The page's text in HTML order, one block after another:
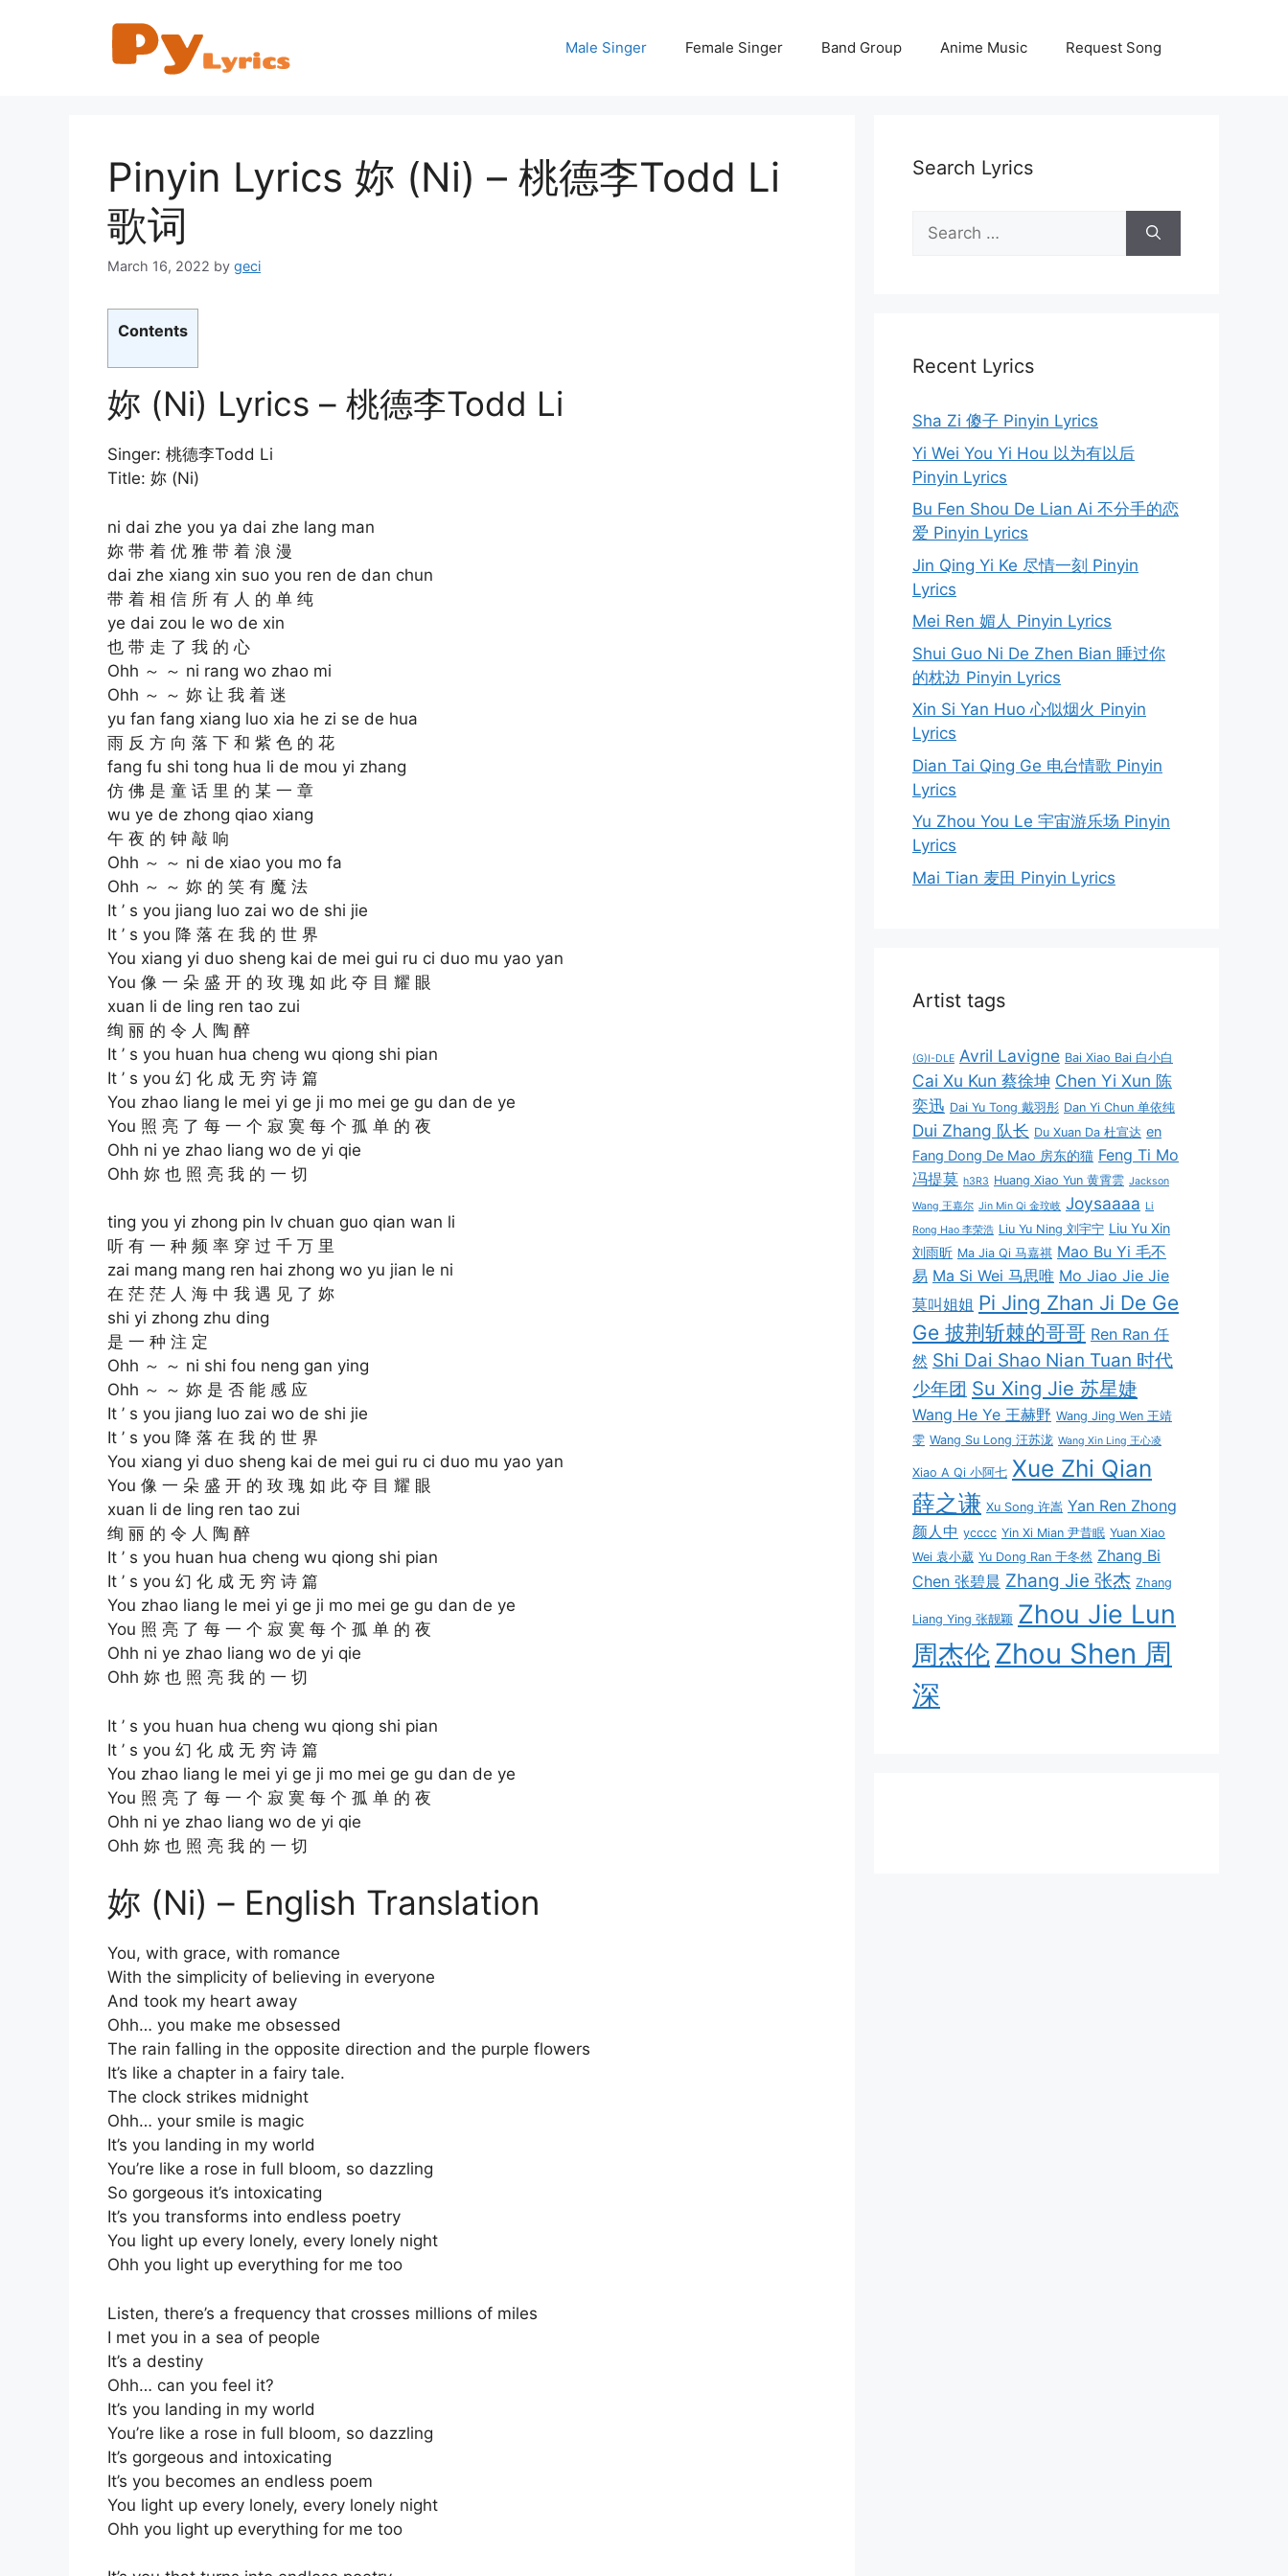
Male Singer Female Singer Band Group Anime Music Request Song
Pinyin Lyrics 妳 (Ni) – 桃德李Todd Li
歌词
March 16, 2022 by geci
Contents
妳 (Ni) Lyrics – 桃德李Todd Li
Singer: 桃德李Todd Li
Title: 妳 (Ni)
ni dai zhe you ya dai zhe lang man
妳 带 着 优 雅 带 着 浪 漫
dai zhe xiang xin suo you ren de dan chun
带 着 相 信 所 有 人 的 单 纯
ye dai zou le wo de xin
也 带 走 了 我 的 心
Ohh ～ ～ ni rang wo zhao mi
Ohh ～ ～ 妳 让 我 着 迷
yu fan fang xiang luo xia he zi se de hua
雨 反 方 向 落 下 和 紫 色 的 花
fang fu shi tong hua li de mou yi zhang
仿 佛 是 童 话 里 的 某 一 章
wu ye de zhong qiao xiang
午 夜 的 钟 敲 响
Ohh ～ ～ ni de xiao you mo fa
Ohh ～ ～ 妳 的 笑 有 魔 法
It ’ s you jiang luo zai wo de shi jie
It ’ s you 降 落 在 我 的 世 界
You xiang yi duo sheng kai de mei gui ru ci duo mu yao yan
You 像 一 朵 盛 开 的 玫 瑰 如 此 夺 目 耀 眼
xuan li de ling ren tao zui
绚 丽 的 令 人 陶 醉
It ’ s you huan hua cheng wu qiong shi pian
It ’ s you 幻 化 成 无 穷 诗 篇
You zhao liang le mei yi ge ji mo mei ge gu dan de ye
You 照 亮 了 每 一 个 寂 寞 每 个 孤 单 的 夜
Ohh ni ye zhao liang wo de yi qie
Ohh 妳 也 照 亮 我 的 一 切
ting you yi zhong pin lv chuan guo qian wan li
听 有 一 种 频 率 穿 过 千 万 里
zai mang mang ren hai zhong wo yu jian le ni
在 茫 茫 人 海 中 我 遇 见 了 妳
shi yi zhong zhu ding
是 一 种 注 定
Ohh ～ ～ ni shi fou neng gan ying
Ohh ～ ～ 妳 是 否 能 感 应
It ’ s you jiang luo zai wo de shi jie
It ’ s you 降 落 在 我 的 世 界
You xiang yi duo sheng kai de mei gui ru ci duo mu yao yan
You 像 一 朵 盛 开 的 玫 瑰 如 此 夺 目 耀 眼
xuan li de ling ren tao zui
绚 丽 的 令 人 陶 醉
It ’ s you huan hua cheng wu qiong shi pian
It ’ s you 幻 化 成 无 穷 诗 篇
You zhao liang le mei yi ge ji mo mei ge gu dan de ye
You 照 亮 了 每 一 个 寂 寞 每 个 孤 单 的 夜
Ohh ni ye zhao liang wo de yi qie
Ohh 妳 也 照 亮 我 的 一 切
It ’ s you huan hua cheng wu qiong shi pian
It ’ s you 幻 化 成 无 穷 诗 篇
You zhao liang le mei yi ge ji mo mei ge gu dan de ye
You 照 亮 了 每 一 个 寂 寞 每 个 孤 单 的 夜
Ohh ni ye zhao liang wo de yi qie
Ohh 妳 也 照 亮 我 的 一 切
妳 (Ni) – English Translation
You, with grace, with romance
With the simplicity of believing in everyone
And took my heart away
Ohh… you make me obsessed
The rain falling in the opposite direction and the purple flowers
It’s like a chapter in a fairy tale.
The clock strikes midnight
Ohh… your smile is magic
It’s you landing in my world
You’re like a rose in full bloom, so dazzling
So gorgeous it’s intoxicating
It’s you transforms into endless poetry
You light up every lonely, every lonely night
Ohh you light up everything for me too
Listen, there’s a frequency that crosses millions of miles
I met you in a sea of people
It’s a destiny
Ohh… can you feel it?
It’s you landing in my world
You’re like a rose in full bloom, so dazzling
It’s gorgeous and intoxicating
It’s you becomes an endless poem
You light up every lonely, every lonely night
Ohh you light up everything for me too
Search Lyrics
Search
for:
Recent Lyrics
Sha Zi 傻子 Pinyin Lyrics
Yi Wei You Yi Hou 以为有以后
Pinyin Lyrics
Bu Fen Shou De Lian Ai 不分手的恋
爱 Pinyin Lyrics
Jin Qing Yi Ke 尽情一刻 Pinyin
Lyrics
Mei Ren 媚人 Pinyin Lyrics
Shui Guo Ni De Zhen Bian 睡过你
的枕边 Pinyin Lyrics
Xin Si Yan Huo 心似烟火 Pinyin
Lyrics
Dian Tai Qing Ge 电台情歌 Pinyin
Lyrics
Yu Zhou You Le 宇宙游乐场 Pinyin
Lyrics
Mai Tian 麦田 Pinyin Lyrics
Artist tags
(G)I-DLE Avril Lavigne Bai Xiao Bai 白小白
Cai Xu Kun 蔡徐坤 Chen Yi Xun 陈
奕迅 Dai Yu Tong 戴羽彤 Dan Yi Chun 单依纯
Dui Zhang 队长 Du Xuan Da 杜宣达 en
Fang Dong De Mao 房东的猫 Feng Ti Mo
冯提莫 h3R3 Huang Xiao Yun 黄霄雲 Jackson
Wang 王嘉尔 Jin Min Qi 金玟岐 Joysaaaa Li
Rong Hao 李荣浩 Liu Yu Ning 刘宇宁 Liu Yu Xin
刘雨昕 Ma Jia Qi 马嘉祺 Mao Bu Yi 毛不
易 Ma Si Wei 马思唯 Mo Jiao Jie Jie
莫叫姐姐 Pi Jing Zhan Ji De Ge
Ge 披荆斩棘的哥哥 Ren Ran 任
然 Shi Dai Shao Nian Tuan 时代
少年团 Su Xing Jie 苏星婕
Wang He Ye 王赫野 Wang Jing Wen 王靖
雯 Wang Su Long 汪苏泷 Wang Xin Ling 王心凌
Xiao A Qi 小阿七 Xue Zhi Qian
薛之谦 Xu Song 许嵩 Yan Ren Zhong
颜人中 ycccc Yin Xi Mian 尹昔眠 Yuan Xiao
Wei 袁小葳 Yu Dong Ran 于冬然 Zhang Bi
Chen 张碧晨 Zhang Jie 张杰 Zhang
Liang Ying 张靓颖 Zhou Jie Lun
周杰伦Zhou Shen 周
深